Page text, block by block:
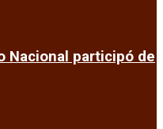
Nacional participó de